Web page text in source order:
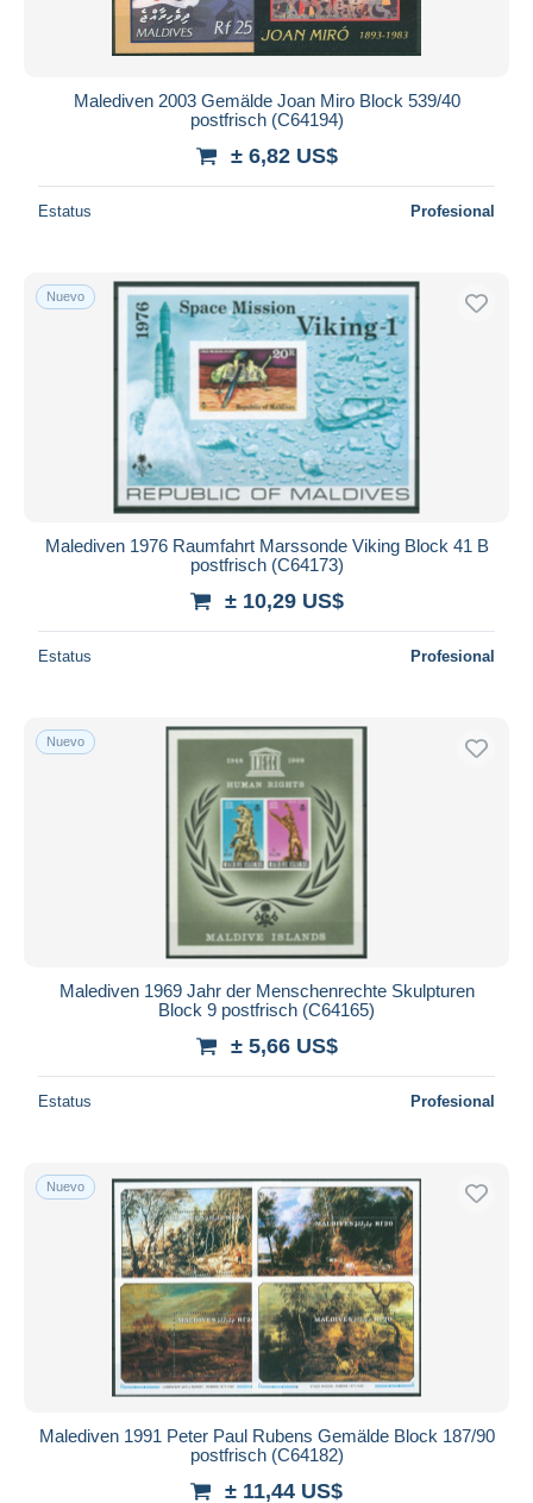
Malediven 2003 Gemälde Joan Miro Block 539/40
postfrisch (C64194)
± 6,82 US$
Estatus Profesional
Nuevo
Malediven 1976 Raumfahrt Marssonde Viking Block 41 B
postfrisch (C64173)
± 10,29 US$
Estatus Profesional
Nuevo
Malediven 1969 Jahr der Menschenrechte Skulpturen
Block 9 postfrisch (C64165)
± 5,66 US$
Estatus Profesional
Nuevo
Malediven 1991 Peter Paul Rubens Gemälde Block 187/90
postfrisch (C64182)
± 11,44 US$